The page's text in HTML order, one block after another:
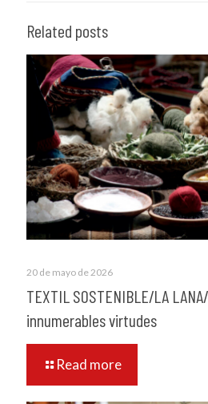
Related posts
20 de mayo de 2026
TEXTIL SOSTENIBLE/LA
innumerables virtudes
Read more